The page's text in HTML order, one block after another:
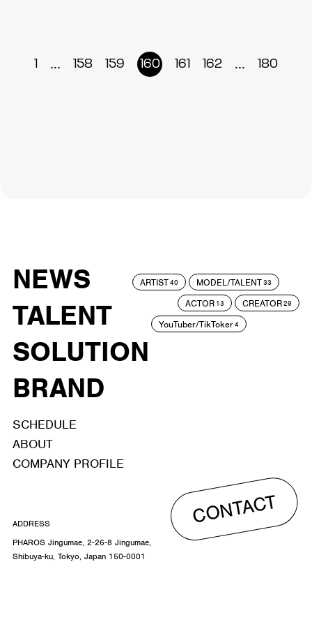
1 ... 158 159 160 161 162 ... 180
NEWS
TALENT
SOLUTION
BRAND
ARTIST40 MODEL/TALENT33
ACTOR 13 CREATOR29
YouTuber/TikToker4
SCHEDULE
ABOUT
COMPANY PROFILE
CONTACT
ADDRESS
PHAROS Jingumae, 2-26-8 Jingumae,
Shibuya-ku, Tokyo, Japan 150-0001